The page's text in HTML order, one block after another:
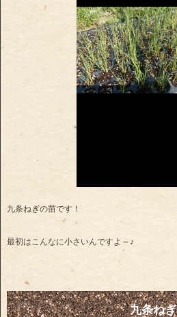
九条ねぎの苗です！
最初はこんなに小さいんですよ～♪
九条ねぎ